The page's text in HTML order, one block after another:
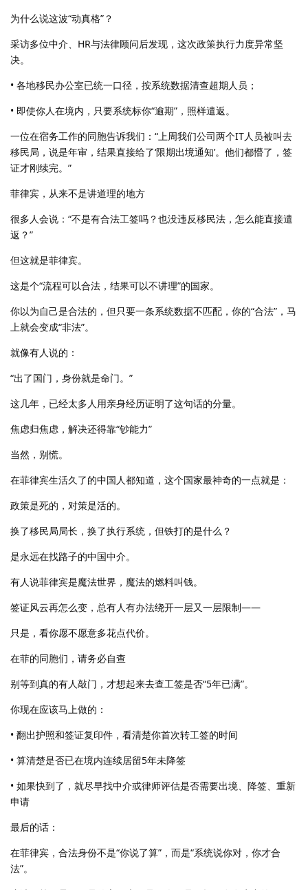
为什么说这波“动真格”？
采访多位中介、HR与法律顾问后发现，这次政策执行力度异常坚
决。
• 各地移民办公室已统一口径，按系统数据清查超期人员；
• 即使你人在境内，只要系统标你“逾期”，照样遣返。
一位在宿务工作的同胞告诉我们：“上周我们公司两个IT人员被叫去
移民局，说是年审，结果直接给了‘限期出境通知’。他们都懵了，签
证才刚续完。”
菲律宾，从来不是讲道理的地方
很多人会说：“不是有合法工签吗？也没违反移民法，怎么能直接遣
返？”
但这就是菲律宾。
这是个“流程可以合法，结果可以不讲理”的国家。
你以为自己是合法的，但只要一条系统数据不匹配，你的“合法”，马
上就会变成“非法”。
就像有人说的：
“出了国门，身份就是命门。”
这几年，已经太多人用亲身经历证明了这句话的分量。
焦虑归焦虑，解决还得靠“钞能力”
当然，别慌。
在菲律宾生活久了的中国人都知道，这个国家最神奇的一点就是：
政策是死的，对策是活的。
换了移民局局长，换了执行系统，但铁打的是什么？
是永远在找路子的中国中介。
有人说菲律宾是魔法世界，魔法的燃料叫钱。
签证风云再怎么变，总有人有办法绕开一层又一层限制——
只是，看你愿不愿意多花点代价。
在菲的同胞们，请务必自查
别等到真的有人敲门，才想起来去查工签是否“5年已满”。
你现在应该马上做的：
• 翻出护照和签证复印件，看清楚你首次转工签的时间
• 算清楚是否已在境内连续居留5年未降签
• 如果快到了，就尽早找中介或律师评估是否需要出境、降签、重新
申请
最后的话：
在菲律宾，合法身份不是“你说了算”，而是“系统说你对，你才合
法”。